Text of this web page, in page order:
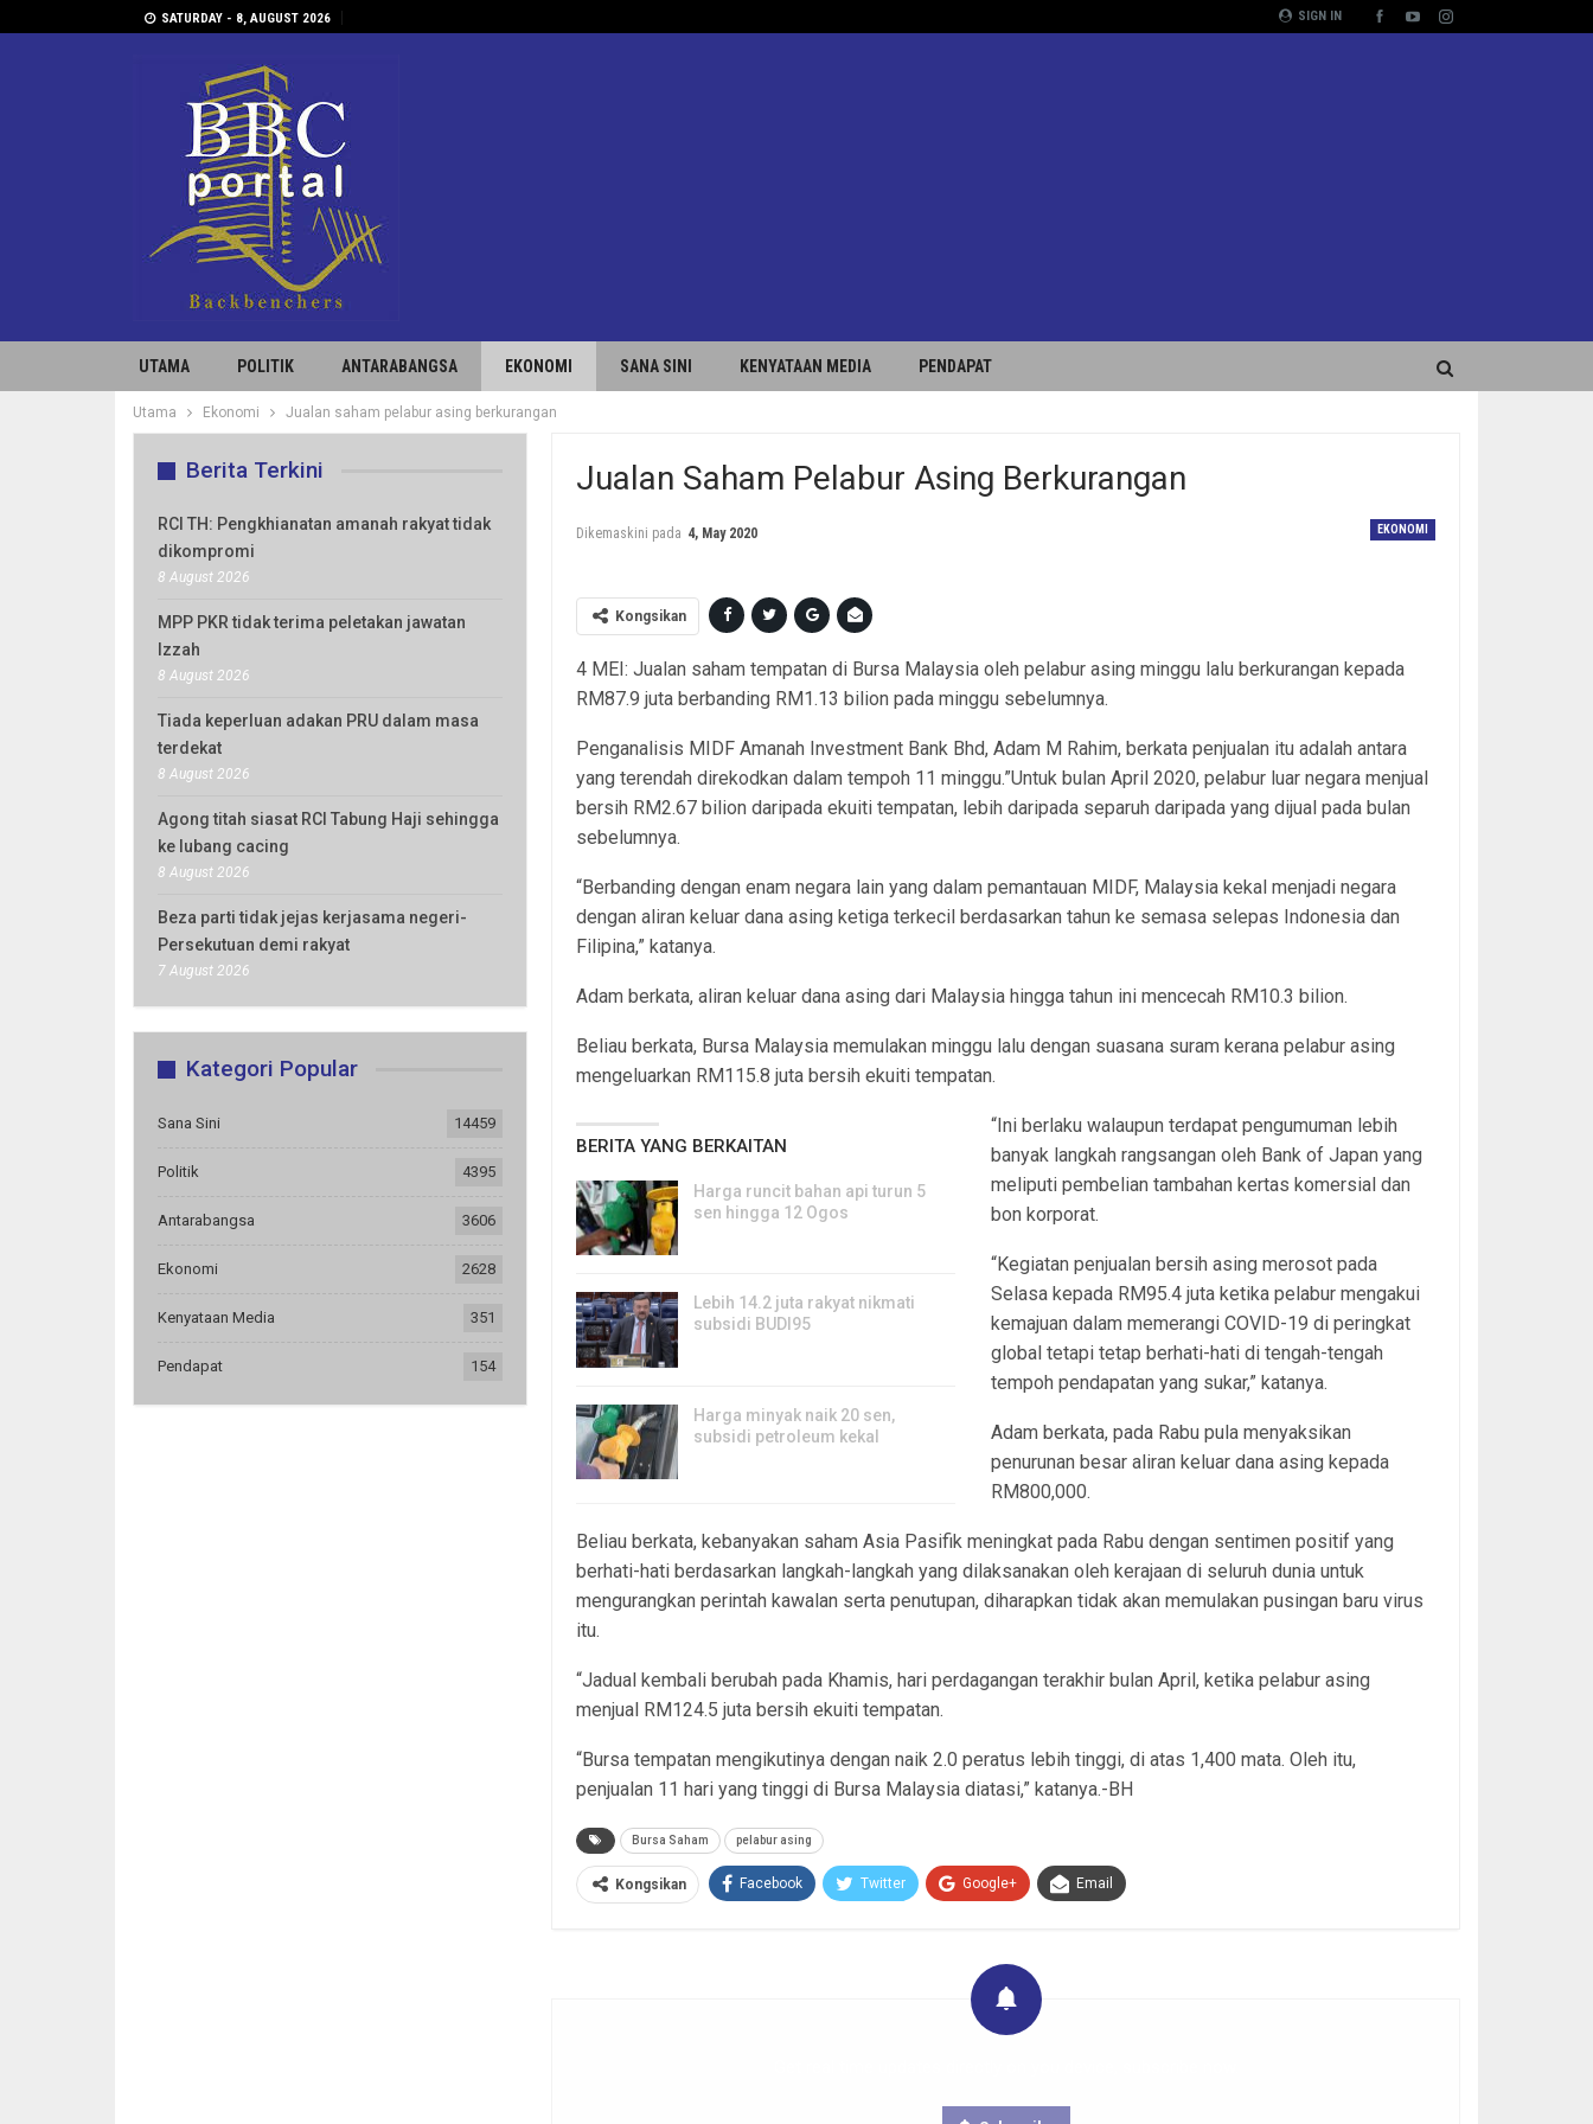
SIGN IN
SATURDAY - 8, AUGUST 2026
UTAMA POLITIK ANTARABANGSA EKONOMI SANA SINI KENYATAAN MEDIA PENDAPAT
Utama Ekonomi Jualan saham pelabur asing berkurangan
Jualan Saham Pelabur Asing Berkurangan
EKONOMI
Dikemaskini pada 4, May 2020
Kongsikan
4 MEI: Jualan saham tempatan di Bursa Malaysia oleh pelabur asing minggu lalu berkurangan kepada
RM87.9 juta berbanding RM1.13 bilion pada minggu sebelumnya.
Penganalisis MIDF Amanah Investment Bank Bhd, Adam M Rahim, berkata penjualan itu adalah antara
yang terendah direkodkan dalam tempoh 11 minggu.”Untuk bulan April 2020, pelabur luar negara menjual
bersih RM2.67 bilion daripada ekuiti tempatan, lebih daripada separuh daripada yang dijual pada bulan
sebelumnya.
“Berbanding dengan enam negara lain yang dalam pemantauan MIDF, Malaysia kekal menjadi negara
dengan aliran keluar dana asing ketiga terkecil berdasarkan tahun ke semasa selepas Indonesia dan
Filipina,” katanya.
Adam berkata, aliran keluar dana asing dari Malaysia hingga tahun ini mencecah RM10.3 bilion.
Beliau berkata, Bursa Malaysia memulakan minggu lalu dengan suasana suram kerana pelabur asing
mengeluarkan RM115.8 juta bersih ekuiti tempatan.
BERITA YANG BERKAITAN
Harga runcit bahan api turun 5
sen hingga 12 Ogos
Lebih 14.2 juta rakyat nikmati
subsidi BUDI95
Harga minyak naik 20 sen,
subsidi petroleum kekal
“Ini berlaku walaupun terdapat pengumuman lebih
banyak langkah rangsangan oleh Bank of Japan yang
meliputi pembelian tambahan kertas komersial dan
bon korporat.
“Kegiatan penjualan bersih asing merosot pada
Selasa kepada RM95.4 juta ketika pelabur mengakui
kemajuan dalam memerangi COVID-19 di peringkat
global tetapi tetap berhati-hati di tengah-tengah
tempoh pendapatan yang sukar,” katanya.
Adam berkata, pada Rabu pula menyaksikan
penurunan besar aliran keluar dana asing kepada
RM800,000.
Beliau berkata, kebanyakan saham Asia Pasifik meningkat pada Rabu dengan sentimen positif yang
berhati-hati berdasarkan langkah-langkah yang dilaksanakan oleh kerajaan di seluruh dunia untuk
mengurangkan perintah kawalan serta penutupan, diharapkan tidak akan memulakan pusingan baru virus
itu.
“Jadual kembali berubah pada Khamis, hari perdagangan terakhir bulan April, ketika pelabur asing
menjual RM124.5 juta bersih ekuiti tempatan.
“Bursa tempatan mengikutinya dengan naik 2.0 peratus lebih tinggi, di atas 1,400 mata. Oleh itu,
penjualan 11 hari yang tinggi di Bursa Malaysia diatasi,” katanya.-BH
Bursa Saham pelabur asing
Kongsikan Facebook Twitter Google+ Email
Berita Terkini
RCI TH: Pengkhianatan amanah rakyat tidak
dikompromi
8 August 2026
MPP PKR tidak terima peletakan jawatan
Izzah
8 August 2026
Tiada keperluan adakan PRU dalam masa
terdekat
8 August 2026
Agong titah siasat RCI Tabung Haji sehingga
ke lubang cacing
8 August 2026
Beza parti tidak jejas kerjasama negeri-
Persekutuan demi rakyat
7 August 2026
Kategori Popular
Sana Sini 14459
Politik 4395
Antarabangsa 3606
Ekonomi 2628
Kenyataan Media 351
Pendapat 154